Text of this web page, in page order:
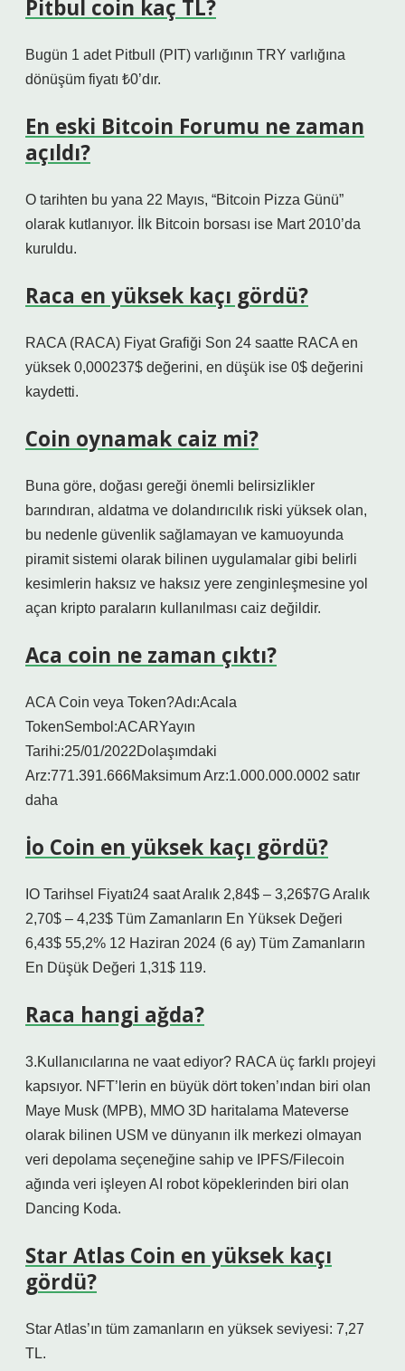
Pitbul coin kaç TL?
Bugün 1 adet Pitbull (PIT) varlığının TRY varlığına
dönüşüm fiyatı ₺0’dır.
En eski Bitcoin Forumu ne zaman
açıldı?
O tarihten bu yana 22 Mayıs, “Bitcoin Pizza Günü”
olarak kutlanıyor. İlk Bitcoin borsası ise Mart 2010’da
kuruldu.
Raca en yüksek kaçı gördü?
RACA (RACA) Fiyat Grafiği Son 24 saatte RACA en
yüksek 0,000237$ değerini, en düşük ise 0$ değerini
kaydetti.
Coin oynamak caiz mi?
Buna göre, doğası gereği önemli belirsizlikler
barındıran, aldatma ve dolandırıcılık riski yüksek olan,
bu nedenle güvenlik sağlamayan ve kamuoyunda
piramit sistemi olarak bilinen uygulamalar gibi belirli
kesimlerin haksız ve haksız yere zenginleşmesine yol
açan kripto paraların kullanılması caiz değildir.
Aca coin ne zaman çıktı?
ACA Coin veya Token?Adı:Acala
TokenSembol:ACARYayın
Tarihi:25/01/2022Dolaşımdaki
Arz:771.391.666Maksimum Arz:1.000.000.0002 satır
daha
İo Coin en yüksek kaçı gördü?
IO Tarihsel Fiyatı24 saat Aralık 2,84$ – 3,26$7G Aralık
2,70$ – 4,23$ Tüm Zamanların En Yüksek Değeri
6,43$ 55,2% 12 Haziran 2024 (6 ay) Tüm Zamanların
En Düşük Değeri 1,31$ 119.
Raca hangi ağda?
3.Kullanıcılarına ne vaat ediyor? RACA üç farklı projeyi
kapsıyor. NFT’lerin en büyük dört token’ından biri olan
Maye Musk (MPB), MMO 3D haritalama Mateverse
olarak bilinen USM ve dünyanın ilk merkezi olmayan
veri depolama seçeneğine sahip ve IPFS/Filecoin
ağında veri işleyen AI robot köpeklerinden biri olan
Dancing Koda.
Star Atlas Coin en yüksek kaçı
gördü?
Star Atlas’ın tüm zamanların en yüksek seviyesi: 7,27
TL.